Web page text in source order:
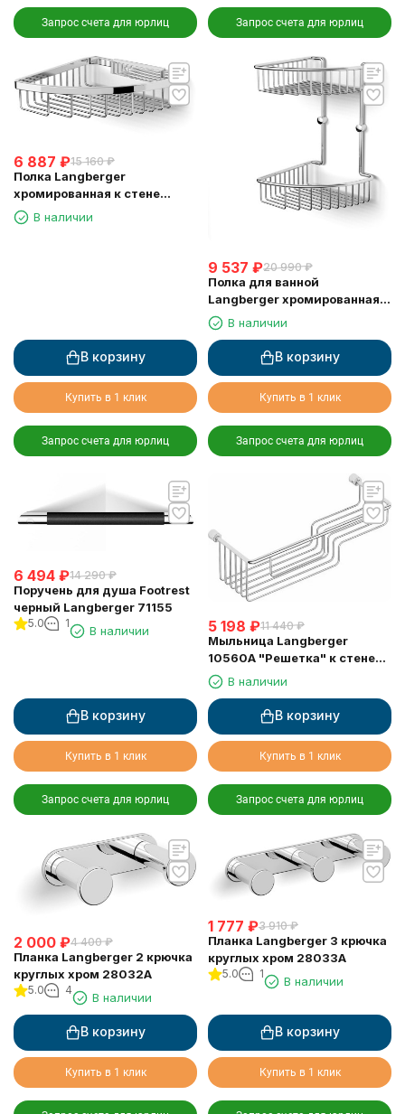
Запрос счета для юрлиц Запрос счета для юрлиц
6 887 ₽15 160 ₽
Полка Langberger
хромированная к стене
одноэтажная 72560
В наличии
В корзину
Купить в 1 клик
Запрос счета для юрлиц
9 537 ₽20 990 ₽
Полка для ванной
Langberger хромированная к
стене 2-х этажная 10860I
В наличии
В корзину
Купить в 1 клик
Запрос счета для юрлиц
6 494 ₽14 290 ₽
Поручень для душа Footrest
черный Langberger 71155
5.0 1
В наличии
В корзину
Купить в 1 клик
Запрос счета для юрлиц
5 198 ₽11 440 ₽
Мыльница Langberger
10560A "Решетка" к стене
двойная хромированная
В наличии
В корзину
Купить в 1 клик
Запрос счета для юрлиц
2 000 ₽4 400 ₽
Планка Langberger 2 крючка
круглых хром 28032A
5.0 4
В наличии
В корзину
Купить в 1 клик
1 777 ₽3 910 ₽
Планка Langberger 3 крючка
круглых хром 28033A
5.0 1
В наличии
В корзину
Купить в 1 клик